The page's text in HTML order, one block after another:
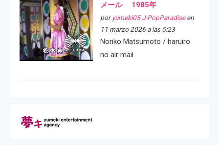
メール 1985年
por yumeki05 J-PopParadiseen
11 marzo 2026 a las 5:23
Noriko Matsumoto / haruiro
no air mail